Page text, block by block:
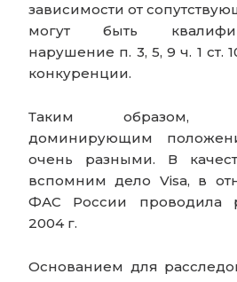
зависимости от
могут быть
нарушение п. 3, 5, 9 ч. 1 ст.
конкуренции.
Таким образом,
доминирующим
очень разными. В
вспомним дело Visa, в
ФАС России проводила
2004 г.
Основанием для